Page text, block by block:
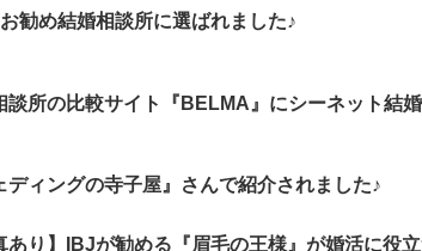
お勧め結婚相談所に選ばれました♪
談所の比較サイト『BELMA』にシーネット結
ディングの寺子屋』さんで紹介されました♪
あり】IBJが勧める『眉毛の王様』が婚活に役